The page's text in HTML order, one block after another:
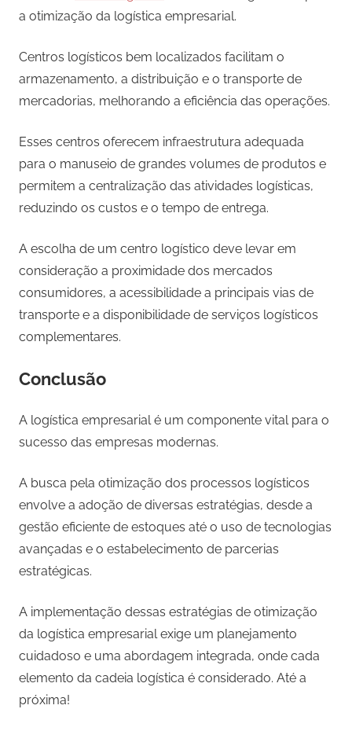
a otimização da logística empresarial.
Centros logísticos bem localizados facilitam o
armazenamento, a distribuição e o transporte de
mercadorias, melhorando a eficiência das operações.
Esses centros oferecem infraestrutura adequada
para o manuseio de grandes volumes de produtos e
permitem a centralização das atividades logísticas,
reduzindo os custos e o tempo de entrega.
A escolha de um centro logístico deve levar em
consideração a proximidade dos mercados
consumidores, a acessibilidade a principais vias de
transporte e a disponibilidade de serviços logísticos
complementares.
Conclusão
A logística empresarial é um componente vital para o
sucesso das empresas modernas.
A busca pela otimização dos processos logísticos
envolve a adoção de diversas estratégias, desde a
gestão eficiente de estoques até o uso de tecnologias
avançadas e o estabelecimento de parcerias
estratégicas.
A implementação dessas estratégias de otimização
da logística empresarial exige um planejamento
cuidadoso e uma abordagem integrada, onde cada
elemento da cadeia logística é considerado. Até a
próxima!